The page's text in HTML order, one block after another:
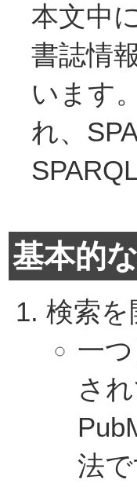
本文中
書誌情
います
れ、
基本的
検索を
一
さ
法